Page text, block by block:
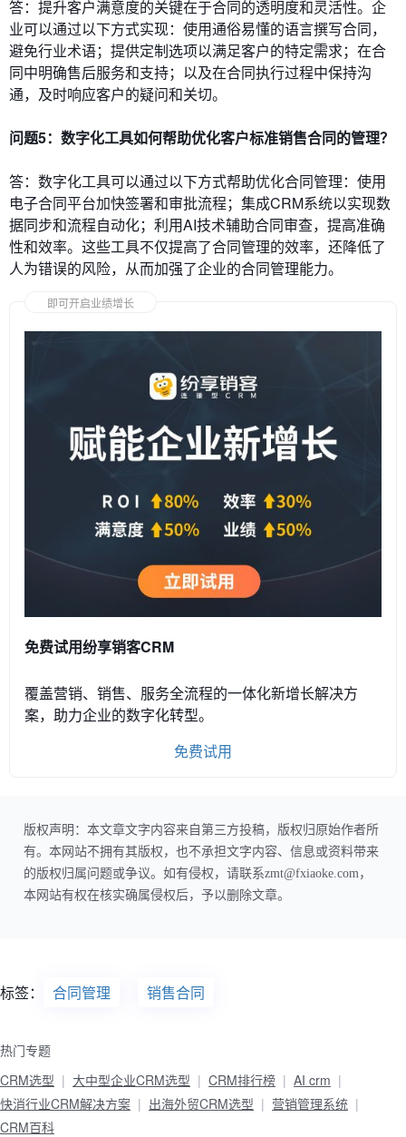
答：提升客户满意度的关键在于合同的透明度和灵活性。企
业可以通过以下方式实现：使用通俗易懂的语言撰写合同，
避免行业术语；提供定制选项以满足客户的特定需求；在合
同中明确售后服务和支持；以及在合同执行过程中保持沟
通，及时响应客户的疑问和关切。
问题5：数字化工具如何帮助优化客户标准销售合同的管理？
答：数字化工具可以通过以下方式帮助优化合同管理：使用
电子合同平台加快签署和审批流程；集成CRM系统以实现数
据同步和流程自动化；利用AI技术辅助合同审查，提高准确
性和效率。这些工具不仅提高了合同管理的效率，还降低了
人为错误的风险，从而加强了企业的合同管理能力。
即可开启业绩增长
免费试用纷享销客CRM
覆盖营销、销售、服务全流程的一体化新增长解决方
案，助力企业的数字化转型。
免费试用
版权声明：本文章文字内容来自第三方投稿，版权归原始作者所
有。本网站不拥有其版权，也不承担文字内容、信息或资料带来
的版权归属问题或争议。如有侵权，请联系zmt@fxiaoke.com，
本网站有权在核实确属侵权后，予以删除文章。
标签： 合同管理 销售合同
热门专题
CRM选型
大中型企业CRM选型 CRM排行榜
AI crm
快消行业CRM解决方案
出海外贸CRM选型
营销管理系统
CRM百科